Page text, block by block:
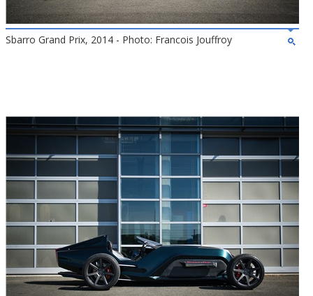
Sbarro Grand Prix, 2014 - Photo: Francois Jouffroy